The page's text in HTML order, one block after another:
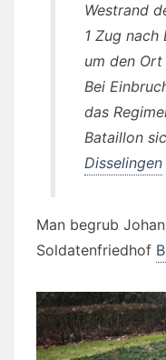
Westrand
1 Zug nach
um den Ort
Bei
das
Bataillon
Disselingen
Man begrub
Soldatenfriedhof